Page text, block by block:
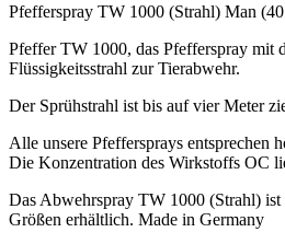
Pfefferspray TW 1000 (Strahl) Man
Pfeffer TW 1000, das Pfefferspray mit
Flüssigkeitsstrahl zur Tierabwehr.
Der Sprühstrahl ist bis auf vier Meter
Alle unsere Pfeffersprays entsprechen
Die Konzentration des Wirkstoffs OC
Das Abwehrspray TW 1000 (Strahl) ist
Größen erhältlich. Made in Germany